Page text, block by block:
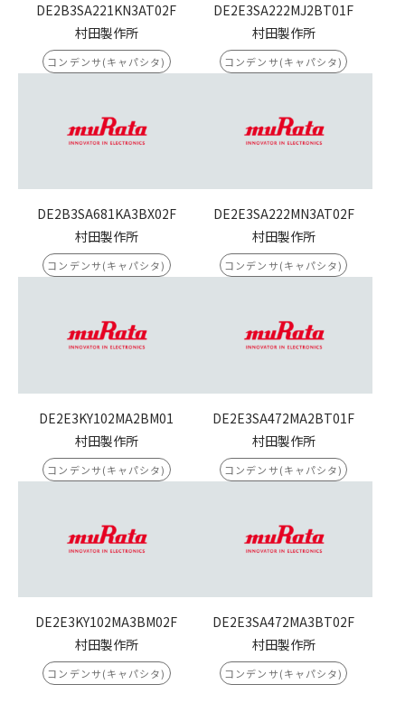
DE2B3SA221KN3AT02F
村田製作所
コンデンサ(キャパシタ)
DE2E3SA222MJ2BT01F
村田製作所
コンデンサ(キャパシタ)
DE2B3SA681KA3BX02F
村田製作所
コンデンサ(キャパシタ)
DE2E3SA222MN3AT02F
村田製作所
コンデンサ(キャパシタ)
DE2E3KY102MA2BM01
村田製作所
コンデンサ(キャパシタ)
DE2E3SA472MA2BT01F
村田製作所
コンデンサ(キャパシタ)
DE2E3KY102MA3BM02F
村田製作所
コンデンサ(キャパシタ)
DE2E3SA472MA3BT02F
村田製作所
コンデンサ(キャパシタ)